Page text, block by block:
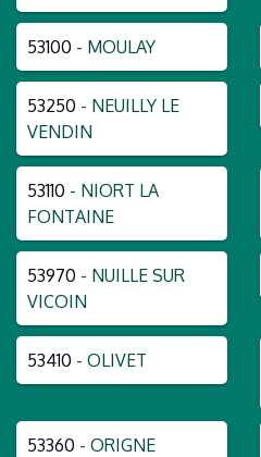
53100 - MOULAY
53250 - NEUILLY LE
VENDIN
53110 - NIORT LA
FONTAINE
53970 - NUILLE SUR
VICOIN
53410 - OLIVET
53360 - ORIGNE